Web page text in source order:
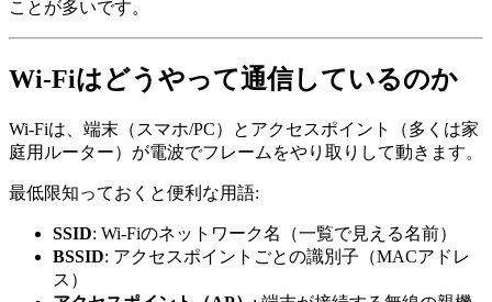
ことが多いです。
Wi-Fiはどうやって通信しているのか
Wi-Fiは、端末（スマホ/PC）とアクセスポイント（多くは家
庭用ルーター）が電波でフレームをやり取りして動きます。
最低限知っておくと便利な用語:
SSID: Wi-Fiのネットワーク名（一覧で見える名前）
BSSID: アクセスポイントごとの識別子（MACアドレ
ス）